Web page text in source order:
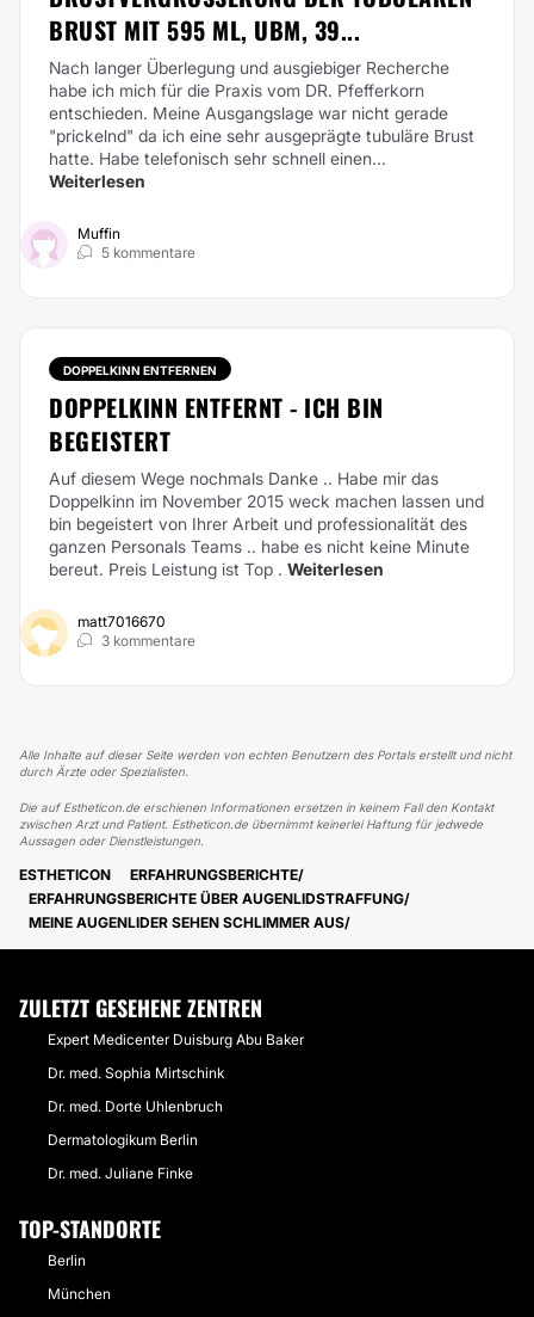
RUST MIT 595 ML, UBM, 39...
Nach langer Überlegung und ausgiebiger Recherche
habe ich mich für die Praxis vom DR. Pfefferkorn
entschieden. Meine Ausgangslage war nicht gerade
"prickelnd" da ich eine sehr ausgeprägte tubuläre Brust
hatte. Habe telefonisch sehr schnell einen...
Weiterlesen
Muffin
5 kommentare
DOPPELKINN ENTFERNEN
DOPPELKINN ENTFERNT - ICH BIN
BEGEISTERT
Auf diesem Wege nochmals Danke .. Habe mir das
Doppelkinn im November 2015 weck machen lassen und
bin begeistert von Ihrer Arbeit und professionalität des
ganzen Personals Teams .. habe es nicht keine Minute
bereut. Preis Leistung ist Top . Weiterlesen
matt7016670
3 kommentare
Alle Inhalte auf dieser Seite werden von echten Benutzern des Portals erstellt und nicht
durch Ärzte oder Spezialisten.
Die auf Estheticon.de erschienen Informationen ersetzen in keinem Fall den Kontakt
zwischen Arzt und Patient. Estheticon.de übernimmt keinerlei Haftung für jedwede
Aussagen oder Dienstleistungen.
ESTHETICON
ERFAHRUNGSBERICHTE
ERFAHRUNGSBERICHTE ÜBER AUGENLIDSTRAFFUNG
MEINE AUGENLIDER SEHEN SCHLIMMER AUS
ZULETZT GESEHENE ZENTREN
Expert Medicenter Duisburg Abu Baker
Dr. med. Sophia Mirtschink
Dr. med. Dorte Uhlenbruch
Dermatologikum Berlin
Dr. med. Juliane Finke
TOP-STANDORTE
Berlin
München